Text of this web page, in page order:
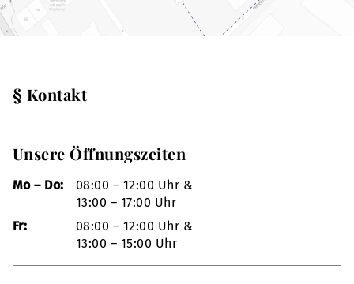
§ Kontakt
Unsere Öffnungszeiten
Mo – Do:
08:00 – 12:00 Uhr &
13:00 – 17:00 Uhr
Fr:
08:00 – 12:00 Uhr &
13:00 – 15:00 Uhr